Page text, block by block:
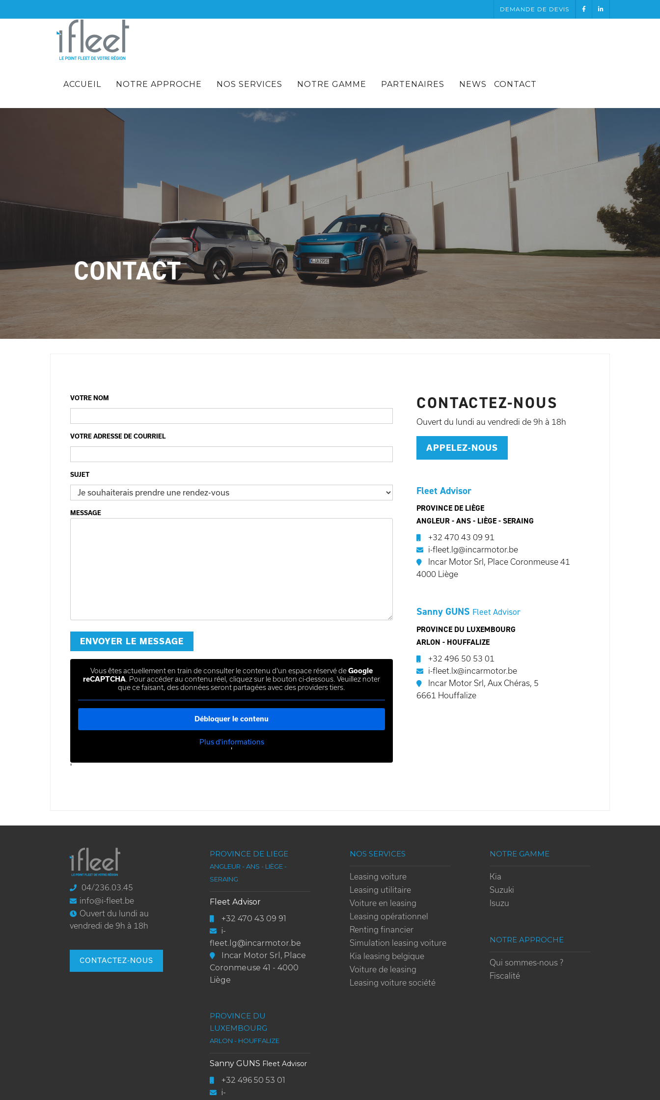
DEMANDE DE DEVIS
ACCUEIL NOTRE APPROCHE NOS SERVICES NOTRE GAMME PARTENAIRES NEWS CONTACT
CONTACT
VOTRE NOM
VOTRE ADRESSE DE COURRIEL
SUJET
MESSAGE
Vous êtes actuellement en train de consulter le contenu d'un espace réservé deGoogle
reCAPTCHA . Pour accéder au contenu réel, cliquez sur le bouton ci-dessous. Veuillez noter
que ce faisant, des données seront partagées avec des providers tiers.
Débloquer le contenu
Plus d'informations
'
'
CONTACTEZ-NOUS
Ouvert du lundi au vendredi de 9h à 18h
APPELEZ-NOUS
Fleet Advisor
PROVINCE DE LIÈGE
ANGLEUR - ANS - LIÈGE - SERAING
+32 470 43 09 91
i-fleet.lg@incarmotor.be
Incar Motor Srl, Place Coronmeuse 41
4000 Liège
Sanny GUNS Fleet Advisor
PROVINCE DU LUXEMBOURG
ARLON - HOUFFALIZE
+32 496 50 53 01
i-fleet.lx@incarmotor.be
Incar Motor Srl, Aux Chéras, 5
6661 Houffalize
04/236.03.45
info@i-fleet.be
Ouvert du lundi au
vendredi de 9h à 18h
CONTACTEZ-NOUS
PROVINCE DE LIEGE
ANGLEUR - ANS - LIÈGE -
SERAING
Fleet Advisor
+32 470 43 09 91
i-
fleet.lg@incarmotor.be
Incar Motor Srl, Place
Coronmeuse 41 - 4000
Liège
PROVINCE DU
LUXEMBOURG
ARLON - HOUFFALIZE
Sanny GUNS Fleet Advisor
+32 496 50 53 01
i-
NOS SERVICES
Leasing voiture
Leasing utilitaire
Voiture en leasing
Leasing opérationnel
Renting financier
Simulation leasing voiture
Kia leasing belgique
Voiture de leasing
Leasing voiture société
NOTRE GAMME
Kia
Suzuki
Isuzu
NOTRE APPROCHE
Qui sommes-nous ?
Fiscalité